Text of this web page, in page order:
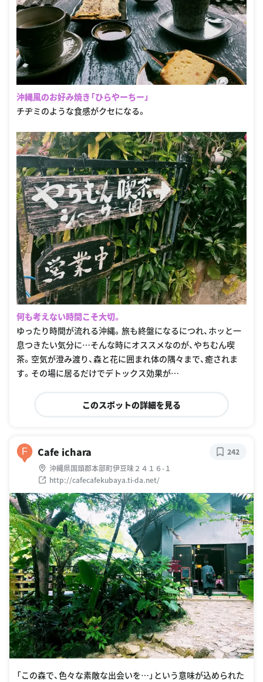
沖縄風のお好み焼き「ひらやーちー」
チヂミのような食感がクセになる。
何も考えない時間こそ大切。
ゆったり時間が流れる沖縄。旅も終盤になるにつれ、ホッと一
息つきたい気分に…そんな時にオススメなのが、やちむん喫
茶。空気が澄み渡り、森と花に囲まれ体の隅々まで、癒されま
す。その場に居るだけでデトックス効果が…
このスポットの詳細を見る
F Cafe ichara
沖縄県国頭郡本部町伊豆味２４１６-１
http://cafecafekubaya.ti-da.net/
242
「この森で、色々な素敵な出会いを…」という意味が込められた